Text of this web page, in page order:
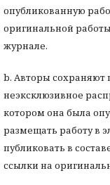
опубликованную
оригинальной
журнале.
b. Авторы сохраняют
неэксклюзивное
котором она была
размещать работу в
публиковать в
ссылки на